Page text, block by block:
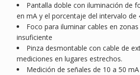
Pantalla doble con iluminación de
en mA y el porcentaje del intervalo de
Foco para iluminar cables en
insuficiente
Pinza desmontable con cable de
mediciones en lugares estrechos.
Medición de señales de 10 a 50